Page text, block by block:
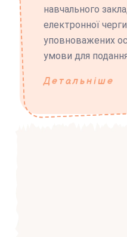
навчального
електронної
уповноважених
умови для
Детальніше